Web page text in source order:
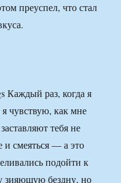
преуспел, что стал
Каждый раз, когда я
чувствую, как мне
тебя не
и смеяться — а это
подойти к
зияющую бездну, но